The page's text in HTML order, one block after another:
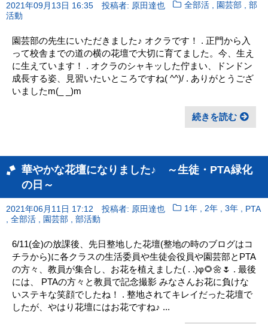
2021年09月13日 16:35 投稿者: 原田達也 全部活 , 園芸部 ,部
活動
園芸部の先生にいただきました♪ オクラです！ . 正門から入
って校舎までの道の横の花壇で大切に育てました。今、生え
に生えています！ . オクラのシャキッした佇まい、ドンドン
成長する姿、見習いたいところですね( ^^)/ . ありがとうござ
いましたm(_ _)m
続きを読む
華やかな花壇になりました♪ ～生徒・PTA緑化
の日～
2021年06月11日 17:12 投稿者: 原田達也 1年 ,2年 ,3年 , PTA
, 全部活 , 園芸部 , 部活動
6/11(金)の放課後、先日整地した花壇(整地の時のブログはコ
チラから)に各クラスの生活委員や生徒会役員や園芸部とPTA
の方々、教員が集合し、お花を植えました( . .)φ🌻🌼🌷 . 最後
には、 PTAの方々と教員で記念撮影 みなさんお花に負けな
いステキな笑顔でしたね！ . 整地されてキレイだった花壇で
したが、やはり花壇にはお花ですね♪ ...